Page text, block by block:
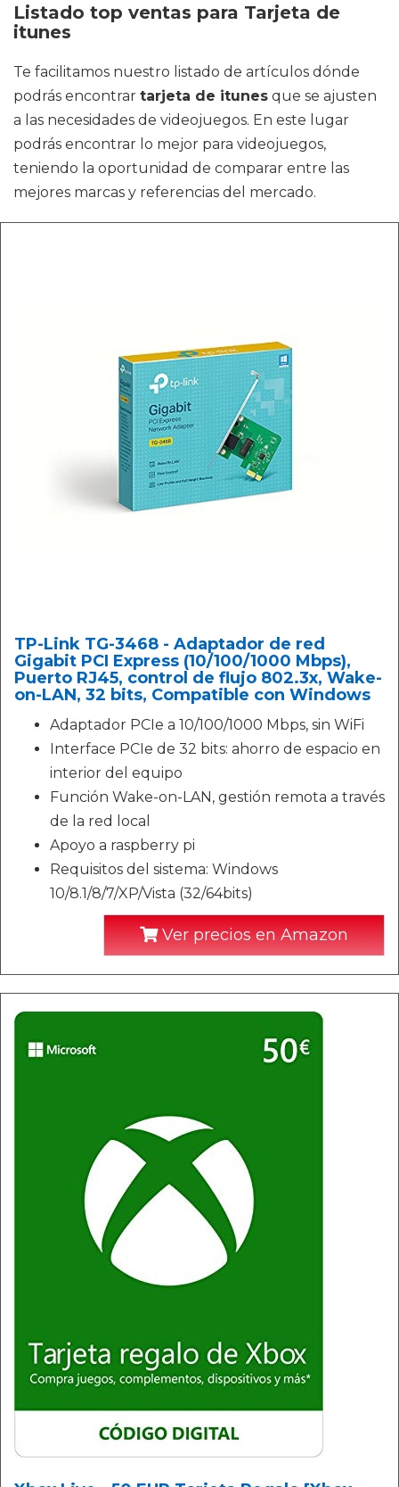
Listado top ventas para Tarjeta de
itunes
Te facilitamos nuestro listado de artículos dónde
podrás encontrar tarjeta de itunes que se ajusten
a las necesidades de videojuegos. En este lugar
podrás encontrar lo mejor para videojuegos,
teniendo la oportunidad de comparar entre las
mejores marcas y referencias del mercado.
TP-Link TG-3468 - Adaptador de red
Gigabit PCI Express (10/100/1000 Mbps),
Puerto RJ45, control de flujo 802.3x, Wake-
on-LAN, 32 bits, Compatible con Windows
Adaptador PCIe a 10/100/1000 Mbps, sin WiFi
Interface PCIe de 32 bits: ahorro de espacio en
interior del equipo
Función Wake-on-LAN, gestión remota a través
de la red local
Apoyo a raspberry pi
Requisitos del sistema: Windows
10/8.1/8/7/XP/Vista (32/64bits)
Ver precios en Amazon